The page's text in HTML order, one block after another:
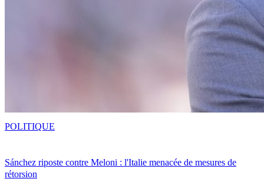
Sánchez riposte contre Meloni : l'Italie menacée de mesures de
rétorsion
POLITIQUE